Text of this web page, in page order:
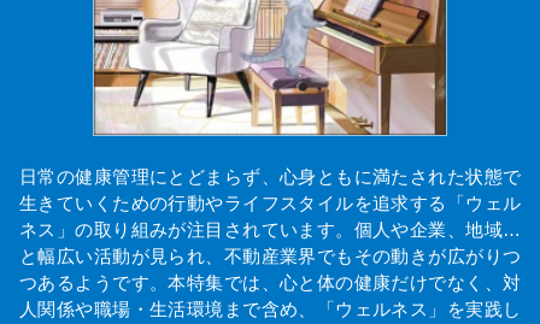
日常の健康管理にとどまらず、心身ともに満たされた状態で
生きていくための行動やライフスタイルを追求する「ウェル
ネス」の取り組みが注目されています。個人や企業、地域…
と幅広い活動が見られ、不動産業界でもその動きが広がりつ
つあるようです。本特集では、心と体の健康だけでなく、対
人関係や職場・生活環境まで含め、「ウェルネス」を実践し